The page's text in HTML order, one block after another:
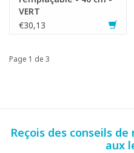
VERT
€30,13
Page 1 de 3
Reçois des conseils
aux